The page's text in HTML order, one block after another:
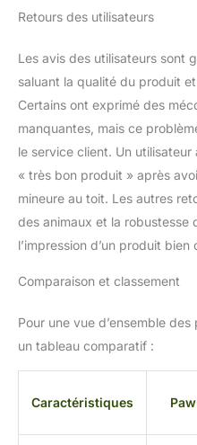
Retours des utilisateurs
Les avis des utilisateurs sont
saluant la qualité du produit
Certains ont exprimé des
manquantes, mais ce
le service client. Un utilisateur
« très bon produit » après
mineure au toit. Les autres
des animaux et la robustesse
l’impression d’un produit bien
Comparaison et classement
Pour une vue d’ensemble
un tableau comparatif :
Caractéristiques